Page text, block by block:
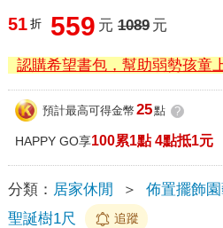
51 折 559 元 1089 元
認購希望書包，幫助弱勢孩童
預計最高可得金幣 25點 ?
HAPPY GO享100累1點 4點抵1元
分類： 居家休閒 ＞ 佈置擺飾
聖誕樹1尺
追蹤